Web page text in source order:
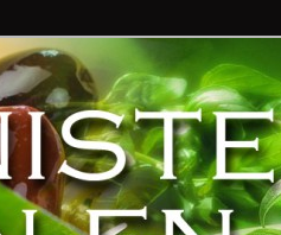
en Drinken
genoegens…